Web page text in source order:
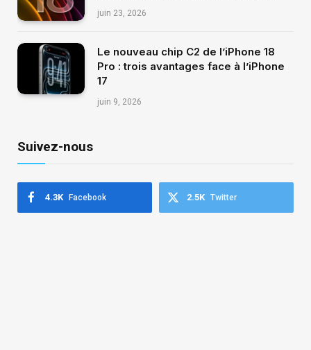
juin 23, 2026
Le nouveau chip C2 de l’iPhone 18
Pro : trois avantages face à l’iPhone
17
juin 9, 2026
Suivez-nous
Facebook
4.3K Twitter
2.5K